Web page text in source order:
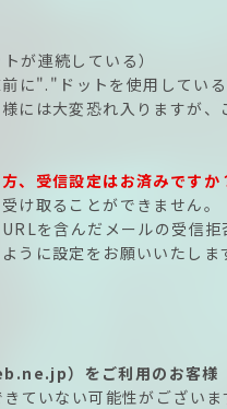
連続している）
"."ドットを使用している
には大変恐れ入りますが
、受信設定はお済みですか
け取ることができません。
を含んだメールの受信
うに設定をお願いいたしま
）をご利用のお客様
ていない可能性がございま